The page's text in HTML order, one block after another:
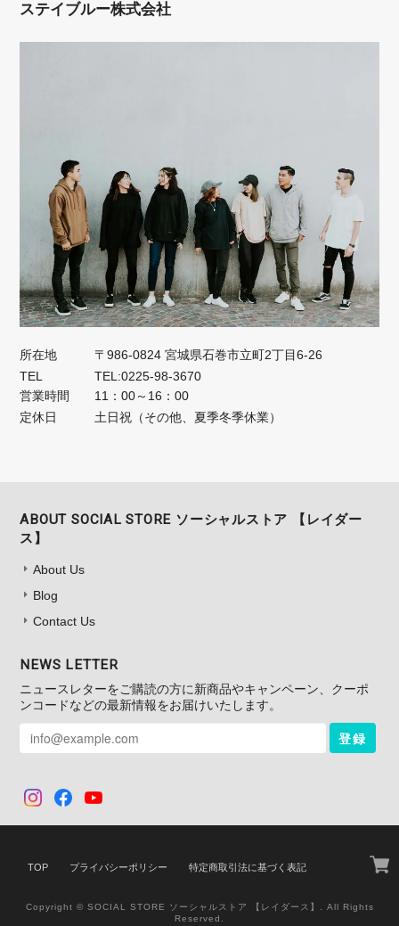
ステイブルー株式会社
所在地
〒986-0824 宮城県石巻市立町2丁目6-26
TEL
TEL:0225-98-3670
営業時間
11：00～16：00
定休日
土日祝（その他、夏季冬季休業）
ABOUT SOCIAL STORE ソーシャルストア 【レイダー
ス】
About Us
Blog
Contact Us
NEWS LETTER
ニュースレターをご購読の方に新商品やキャンペーン、クーポ
ンコードなどの最新情報をお届けいたします。
登録
TOP プライバシーポリシー 特定商取引法に基づく表記
Copyright © SOCIAL STORE ソーシャルストア 【レイダース】. All Rights
Reserved.